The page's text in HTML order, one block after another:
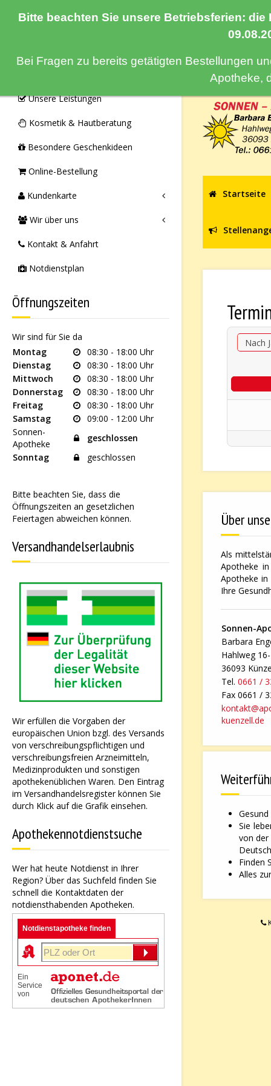
Bitte beachten Sie unsere Betriebsferien:
Bei Fragen zu bereits getätigten Bestellungen
Apotheke,
Unsere Leistungen
Kosmetik & Hautberatung
Besondere Geschenkideen
Online-Bestellung
Kundenkarte
Wir über uns
Kontakt & Anfahrt
Notdienstplan
Öffnungszeiten
Wir sind für Sie da
Montag
08:30 - 18:00 Uhr
Dienstag
08:30 - 18:00 Uhr
Mittwoch
08:30 - 18:00 Uhr
Donnerstag
08:30 - 18:00 Uhr
Freitag
08:30 - 18:00 Uhr
Samstag
09:00 - 12:00 Uhr
Sonnen-
Apotheke
geschlossen
Sonntag
geschlossen
Bitte beachten Sie, dass die
Öffnungszeiten an gesetzlichen
Feiertagen abweichen können.
Versandhandelserlaubnis
Wir erfüllen die Vorgaben der
europäischen Union bzgl. des Versands
von verschreibungspflichtigen und
verschreibungsfreien Arzneimitteln,
Medizinprodukten und sonstigen
apothekenüblichen Waren. Den Eintrag
im Versandhandelsregister können Sie
durch Klick auf die Grafik einsehen.
Apothekennotdienstsuche
Wer hat heute Notdienst in Ihrer
Region? Über das Suchfeld finden Sie
schnell die Kontaktdaten der
notdiensthabenden Apotheken.
Notdienstapotheke finden
Ein
Service
von
Startseite
Nach
Über
Als
Apotheke
Apotheke in
Ihre
Sonnen-
Barbara
Hahlweg
36093
Tel. 0661 /
Fax 0661 /
kuenzell.de
Sie
von der
Finden
Alles